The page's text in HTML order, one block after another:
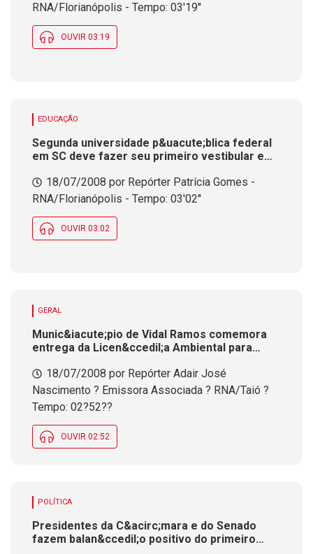
RNA/Florianópolis - Tempo: 03'19''
OUVIR 03:19
EDUCAÇÃO
Segunda universidade p&uacute;blica federal
em SC deve fazer seu primeiro vestibular em
18/07/2008 por Repórter Patrícia Gomes -
RNA/Florianópolis - Tempo: 03'02''
OUVIR 03:02
GERAL
Munic&iacute;pio de Vidal Ramos comemora
entrega da Licen&ccedil;a Ambiental para
empregos&nbsp;em 2010
18/07/2008 por Repórter Adair José
Nascimento ? Emissora Associada ? RNA/Taió ?
Tempo: 02?52??
OUVIR 02:52
POLÍTICA
Presidentes da C&acirc;mara e do Senado
fazem balan&ccedil;o positivo do primeiro